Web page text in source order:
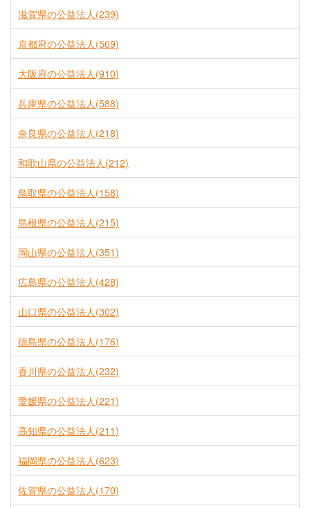
滋賀県の公益法人(239)
京都府の公益法人(569)
大阪府の公益法人(910)
兵庫県の公益法人(588)
奈良県の公益法人(218)
和歌山県の公益法人(212)
鳥取県の公益法人(158)
島根県の公益法人(215)
岡山県の公益法人(351)
広島県の公益法人(428)
山口県の公益法人(302)
徳島県の公益法人(176)
香川県の公益法人(232)
愛媛県の公益法人(221)
高知県の公益法人(211)
福岡県の公益法人(623)
佐賀県の公益法人(170)